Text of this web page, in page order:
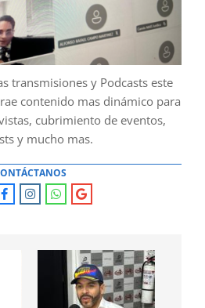
transmisiones y Podcasts este
contenido mas dinámico para
cubrimiento de eventos,
y mucho mas.